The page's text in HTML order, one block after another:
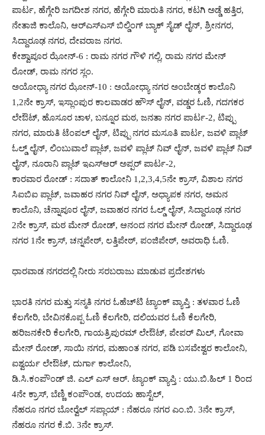
ಪಾರ್ಟ, ಹೆಗ್ಗೇರಿ ಜಗದೀಶ ನಗರ, ಹೆಗ್ಗೇರಿ ಮಾರುತಿ ನಗರ, ಕಟಗಿ ಅಡ್ಡೆ ಹತ್ತಿರ,
ನೇತಾಜಿ ಕಾಲೊನಿ, ಆರ್‍ಎಸ್‍ಎಸ್ ಬಿಲ್ಡಿಂಗ್ ಬ್ಯಾಕ್ ಸೈಡ್ ಲೈನ್, ಶ್ರೀನಗರ,
ಸಿದ್ದಾರೂಢ ನಗರ, ದೇವರಾಜ ನಗರ.
ಕೇಶ್ವಾಪೂರ ಝೋನ್-6 : ರಾಮ ನಗರ ಗೌಳಿ ಗಲ್ಲಿ, ರಾಮ ನಗರ ಮೇನ್
ರೋಡ್, ರಾಮ ನಗರ ಸ್ಲಂ.
ಅಯೋಧ್ಯಾ ನಗರ ಝೋನ್-10 : ಅಯೋಧ್ಯಾ ನಗರ ಅಂಬೇಡ್ಕರ ಕಾಲೊನಿ
1,2ನೇ ಕ್ರಾಸ್, ಇಸ್ಲಾಂಪುರ ಕಾಲವಾಡರ ಹೌಸ್ ಲೈನ್, ವಡ್ಡರ ಓಣಿ, ಗದಗಕರ
ಲೇಔಟ್, ಹೊಸೂರ ಚಾಳ, ಬನ್ನೂರ ಮಠ, ಜನತಾ ನಗರ ಪಾರ್ಟ-2, ಟಿಪ್ಪು
ನಗರ, ಮಾರುತಿ ಟೆಂಪಲ್ ಲೈನ್, ಟಿಪ್ಪು ನಗರ ಮಸೂತಿ ಪಾರ್ಟ, ಜವಳಿ ಪ್ಲಾಟ್
ಓಲ್ಡ್ ಲೈನ್, ಲಿಂಬುವಾಲೆ ಪ್ಲಾಟ್, ಜವಳಿ ಪ್ಲಾಟ್ ನಿವ್ ಲೈನ್, ಜವಳಿ ಪ್ಲಾಟ್ ನಿವ್
ಲೈನ್, ನೂರಾನಿ ಪ್ಲಾಟ್ ಇಎಸ್‍ಆರ್ ಅಪ್ಪರ್ ಪಾರ್ಟ-2,
ಕಾರವಾರ ರೋಡ್ : ಸದಾತ್ ಕಾಲೋನಿ 1,2,3,4,5ನೇ ಕ್ರಾಸ್, ವಿಶಾಲ ನಗರ
ಸಿಐಬಿಐ ಪ್ಲಾಟ್, ಜವಾಹರ ನಗರ ನಿವ್ ಲೈನ್, ಅಧ್ಯಾಪಕ ನಗರ, ಅಮನ
ಕಾಲೊನಿ, ಚೆನ್ನಾಪೂರ ಲೈನ್, ಜವಾಹರ ನಗರ ಓಲ್ಡ್ ಲೈನ್, ಸಿದ್ದಾರೂಢ ನಗರ
2ನೇ ಕ್ರಾಸ್, ಮಠ ಮೇನ್ ರೋಡ್, ಆನಂದ ನಗರ ಮೇನ್ ರೋಡ್, ಸಿದ್ದಾರೂಢ
ನಗರ 1ನೇ ಕ್ರಾಸ್, ಚನ್ನಪೇಠ್, ಲತ್ತಿಪೇಠ್, ಪಂಜಿಪೇಠ್, ಅವರಾಧಿ ಓಣಿ.
ಧಾರವಾಡ ನಗರದಲ್ಲಿ ನೀರು ಸರಬರಾಜು ಮಾಡುವ ಪ್ರದೇಶಗಳು
ಭಾರತಿ ನಗರ ಮತ್ತು ಸನ್ಮತಿ ನಗರ ಓಹೆಚ್‍ಟಿ ಟ್ಯಾಂಕ್ ವ್ಯಾಪ್ತಿ : ತಳವಾರ ಓಣಿ
ಕೆಲಗೇರಿ, ಬೇವಿನಕೊಪ್ಪ ಓಣಿ ಕೆಲಗೇರಿ, ದಲಿಯವರ ಓಣಿ ಕೆಲಗೇರಿ,
ಹರಿಜನಕೇರಿ ಕೆಲಗೇರಿ, ಗಾಯತ್ರಿಪುರಮ್ ಲೇಔಟ್, ಪೇಪರ್ ಮಿಲ್, ಗೋವಾ
ಮೇನ್ ರೋಡ್, ಸಾಯಿ ನಗರ, ಮಹಾಂತ ನಗರ, ಪಡಿ ಬಸವೇಶ್ವರ ಕಾಲೋನಿ,
ಐಶ್ವರ್ಯ ಲೇಔಟ್, ದುರ್ಗಾ ಕಾಲೋನಿ,
ಡಿ.ಸಿ.ಕಂಪೌಂಡ್ ಜಿ. ಎಲ್ ಎಸ್ ಆರ್. ಟ್ಯಾಂಕ್ ವ್ಯಾಪ್ತಿ : ಯು.ಬಿ.ಹಿಲ್ 1 ರಿಂದ
4ನೇ ಕ್ರಾಸ್, ಬೆಣ್ಣಿ ಕಂಪೌಂಡ, ಉದಯ ಹಾಸ್ಟೆಲ್,
ನೆಹರೂ ನಗರ ಬೋರ್‍ವೆಲ್ ಸಪ್ಲಾಯ್ : ನೆಹರೂ ನಗರ ಎಂ.ಬಿ. 3ನೇ ಕ್ರಾಸ್,
ನೆಹರೂ ನಗರ ಕೆ.ಬಿ. 3ನೇ ಕ್ರಾಸ್.